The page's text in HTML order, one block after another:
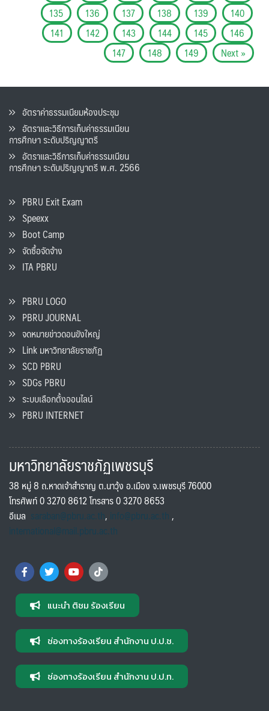
135
136 137 138 139
140
141
142 143 144 145
146
147
148 149 Next »
อัตราค่าธรรมเนียมห้องประชุม
อัตราและวิธีการเก็บค่าธรรมเนียน
การศึกษา ระดับปริญญาตรี
อัตราและวิธีการเก็บค่าธรรมเนียน
การศึกษา ระดับปริญญาตรี พ.ศ. 2566
PBRU Exit Exam
Speexx
Boot Camp
จัดซื้อจัดจ้าง
ITA PBRU
PBRU LOGO
PBRU JOURNAL
จดหมายข่าวดอนขังใหญ่
Link มหาวิทยาลัยราชภัฏ
SCD PBRU
SDGs PBRU
ระบบเลือกตั้งออนไลน์
PBRU INTERNET
มหาวิทยาลัยราชภัฏเพชรบุรี
38 หมู่ 8 ถ.หาดเจ้าสำราญ ต.นาวุ้ง อ.เมือง จ.เพชรบุรี 76000
โทรศัพท์ 0 3270 8612 โทรสาร 0 3270 8653
อีเมล saraban@pbru.ac.th, info@pbru.ac.th,
international@mail.pbru.ac.th
แนะนำ ติชม ร้องเรียน
ช่องทางร้องเรียน สำนักงาน ป.ป.ช.
ช่องทางร้องเรียน สำนักงาน ป.ป.ท.